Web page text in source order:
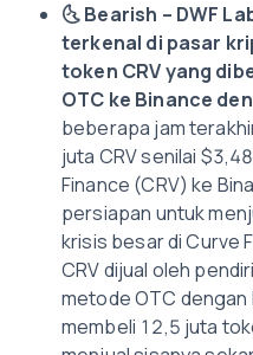
🌜Bearish – DWF
terkenal di pasar
token CRV yang
OTC ke Binance
beberapa jam
juta CRV senilai
Finance (CRV) ke
persiapan untuk
krisis besar di Curve
CRV dijual oleh
metode OTC dengan
membeli 12,5 juta